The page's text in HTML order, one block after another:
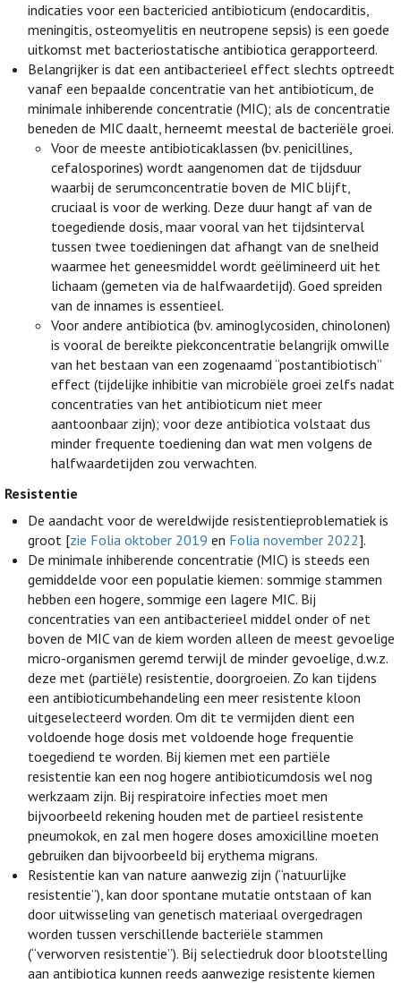
indicaties voor een bactericied antibioticum (endocarditis,
meningitis, osteomyelitis en neutropene sepsis) is een goede
uitkomst met bacteriostatische antibiotica gerapporteerd.
Belangrijker is dat een antibacterieel effect slechts optreedt
vanaf een bepaalde concentratie van het antibioticum, de
minimale inhiberende concentratie (MIC); als de concentratie
beneden de MIC daalt, herneemt meestal de bacteriële groei.
Voor de meeste antibioticaklassen (bv. penicillines,
cefalosporines) wordt aangenomen dat de tijdsduur
waarbij de serumconcentratie boven de MIC blijft,
cruciaal is voor de werking. Deze duur hangt af van de
toegediende dosis, maar vooral van het tijdsinterval
tussen twee toedieningen dat afhangt van de snelheid
waarmee het geneesmiddel wordt geëlimineerd uit het
lichaam (gemeten via de halfwaardetijd). Goed spreiden
van de innames is essentieel.
Voor andere antibiotica (bv. aminoglycosiden, chinolonen)
is vooral de bereikte piekconcentratie belangrijk omwille
van het bestaan van een zogenaamd “postantibiotisch”
effect (tijdelijke inhibitie van microbiële groei zelfs nadat
concentraties van het antibioticum niet meer
aantoonbaar zijn); voor deze antibiotica volstaat dus
minder frequente toediening dan wat men volgens de
halfwaardetijden zou verwachten.
Resistentie
De aandacht voor de wereldwijde resistentieproblematiek is
groot [zie Folia oktober 2019 en Folia november 2022].
De minimale inhiberende concentratie (MIC) is steeds een
gemiddelde voor een populatie kiemen: sommige stammen
hebben een hogere, sommige een lagere MIC. Bij
concentraties van een antibacterieel middel onder of net
boven de MIC van de kiem worden alleen de meest gevoelige
micro-organismen geremd terwijl de minder gevoelige, d.w.z.
deze met (partiële) resistentie, doorgroeien. Zo kan tijdens
een antibioticumbehandeling een meer resistente kloon
uitgeselecteerd worden. Om dit te vermijden dient een
voldoende hoge dosis met voldoende hoge frequentie
toegediend te worden. Bij kiemen met een partiële
resistentie kan een nog hogere antibioticumdosis wel nog
werkzaam zijn. Bij respiratoire infecties moet men
bijvoorbeeld rekening houden met de partieel resistente
pneumokok, en zal men hogere doses amoxicilline moeten
gebruiken dan bijvoorbeeld bij erythema migrans.
Resistentie kan van nature aanwezig zijn (“natuurlijke
resistentie”), kan door spontane mutatie ontstaan of kan
door uitwisseling van genetisch materiaal overgedragen
worden tussen verschillende bacteriële stammen
(“verworven resistentie”). Bij selectiedruk door blootstelling
aan antibiotica kunnen reeds aanwezige resistente kiemen